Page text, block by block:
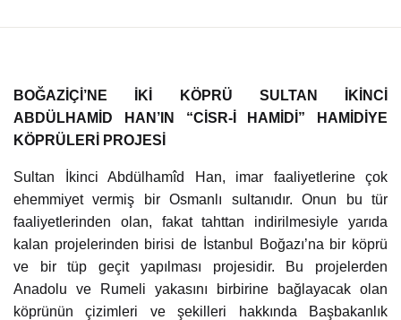
BOĞAZİÇİ’NE İKİ KÖPRÜ SULTAN İKİNCİ
ABDÜLHAMİD HAN’IN “CİSR-İ HAMİDİ” HAMİDİYE
KÖPRÜLERİ PROJESİ
Sultan İkinci Abdülhamîd Han, imar faaliyetlerine çok
ehemmiyet vermiş bir Osmanlı sultanıdır. Onun bu tür
faaliyetlerinden olan, fakat tahttan indirilmesiyle yarıda
kalan projelerinden birisi de İstanbul Boğazı’na bir köprü
ve bir tüp geçit yapılması projesidir. Bu projelerden
Anadolu ve Rumeli yakasını birbirine bağlayacak olan
köprünün çizimleri ve şekilleri hakkında Başbakanlık